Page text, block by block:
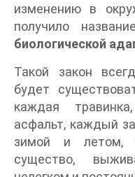
изменению в
получило
биологической
Такой закон
будет
каждая
асфальт, каждый
зимой и летом,
существо,